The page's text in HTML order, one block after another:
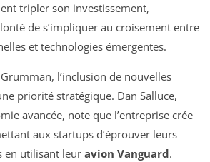
tripler son investissement,
de s’impliquer au croisement entre
et technologies émergentes.
l’inclusion de nouvelles
priorité stratégique. Dan Salluce,
avancée, note que l’entreprise crée
aux startups d’éprouver leurs
en utilisant leur avion Vanguard.